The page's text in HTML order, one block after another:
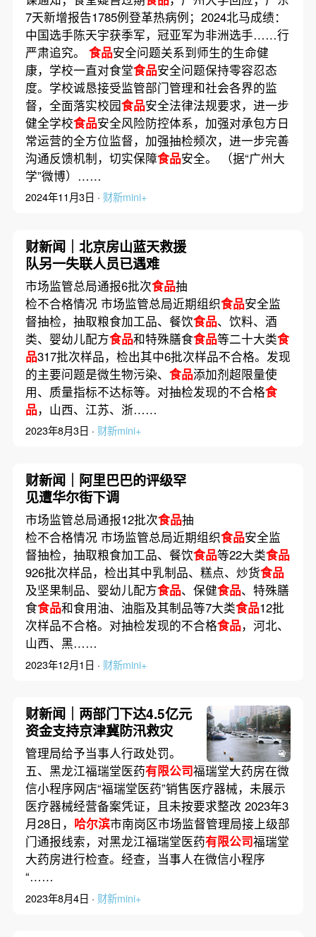
7天新增报告1785例登革热病例；2024北马成绩：
中国选手陈天宇获季军，冠亚军为非洲选手……行
严肃追究。 食品安全问题关系到师生的生命健
康，学校一直对食堂食品安全问题保持零容忍态
度。学校诚恳接受监管部门管理和社会各界的监
督，全面落实校园食品安全法律法规要求，进一步
健全学校食品安全风险防控体系，加强对承包方日
常运营的全方位监督，加强抽检频次，进一步完善
沟通反馈机制，切实保障食品安全。 （据“广州大
学”微博）……
2024年11月3日 · 财新mini+
财新闻｜北京房山蓝天救援
队另一失联人员已遇难
市场监管总局通报6批次食品抽
检不合格情况 市场监管总局近期组织食品安全监
督抽检，抽取粮食加工品、餐饮食品、饮料、酒
类、婴幼儿配方食品和特殊膳食食品等二十大类食
品317批次样品，检出其中6批次样品不合格。发现
的主要问题是微生物污染、 食品添加剂超限量使
用、质量指标不达标等。对抽检发现的不合格食
品，山西、江苏、浙……
2023年8月3日 · 财新mini+
财新闻｜阿里巴巴的评级罕
见遭华尔街下调
市场监管总局通报12批次食品抽
检不合格情况 市场监管总局近期组织食品安全监
督抽检，抽取粮食加工品、餐饮食品等22大类食品
926批次样品，检出其中乳制品、糕点、炒货食品
及坚果制品、婴幼儿配方食品、保健食品、特殊膳
食食品和食用油、油脂及其制品等7大类食品12批
次样品不合格。对抽检发现的不合格食品，河北、
山西、黑……
2023年12月1日 · 财新mini+
财新闻｜两部门下达4.5亿元
资金支持京津冀防汛救灾
管理局给予当事人行政处罚。
五、黑龙江福瑞堂医药有限公司福瑞堂大药房在微
信小程序网店“福瑞堂医药”销售医疗器械，未展示
医疗器械经营备案凭证，且未按要求整改 2023年3
月28日， 哈尔滨市南岗区市场监督管理局接上级部
门通报线索，对黑龙江福瑞堂医药有限公司福瑞堂
大药房进行检查。经查，当事人在微信小程序
“……
2023年8月4日 · 财新mini+